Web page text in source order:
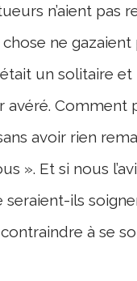
n’aient pas
ne gazaient
un solitaire et
avéré. Comment
avoir rien
». Et si nous
seraient-ils
à se